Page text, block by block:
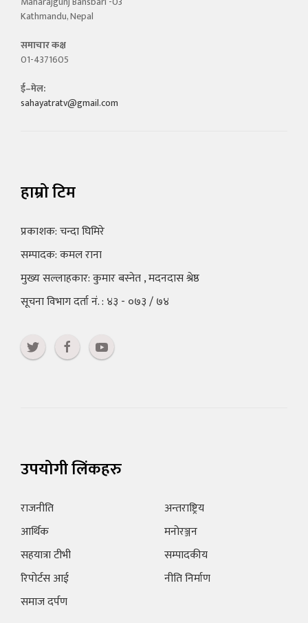
Kathmandu, Nepal
समाचार कक्ष
01-4371605
ई–मेल:
sahayatratv@gmail.com
हाम्रो टिम
प्रकाशक: चन्दा घिमिरे
सम्पादक: कमल राना
मुख्य सल्लाहकार: कुमार बस्नेत , मदनदास श्रेष्ठ
सूचना विभाग दर्ता नं. : ४३ - ०७३ / ७४
उपयोगी लिंकहरु
राजनीति
आर्थिक
सहयात्रा टीभी
रिपोर्टस आई
समाज दर्पण
अन्तराष्ट्रिय
मनोरञ्जन
सम्पादकीय
नीति निर्माण